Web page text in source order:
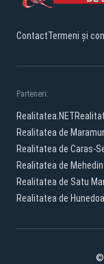
ContactTermeni și
Parteneri:
Realitatea.NET
Realitatea de
Realitatea de Caras-
Realitatea de
Realitatea de Satu
Realitatea de
©